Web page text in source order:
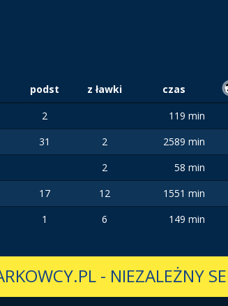
podst z ławki
czas
2 119 min
31 2 2589 min
2 58 min
17 12 1551 min
1 6 149 min
- NIEZALEŻNY